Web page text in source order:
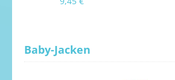
Baby-Jacken